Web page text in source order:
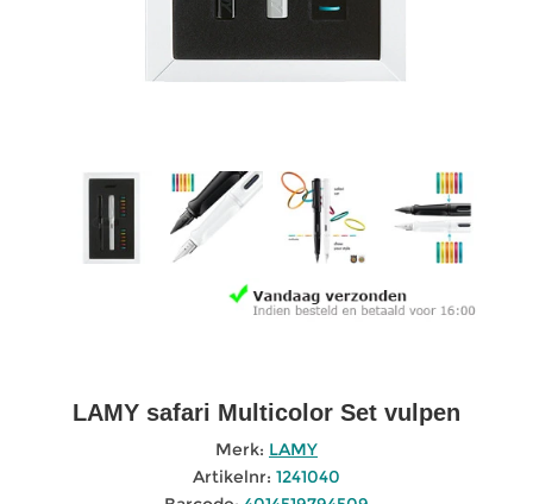
LAMY safari Multicolor Set vulpen
Merk: LAMY
Artikelnr: 1241040